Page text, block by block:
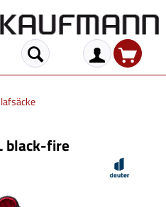
black-fire